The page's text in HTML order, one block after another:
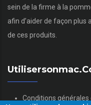
sein de la firme à la
afin d’aider de façon
de ces produits.
Conditions générales